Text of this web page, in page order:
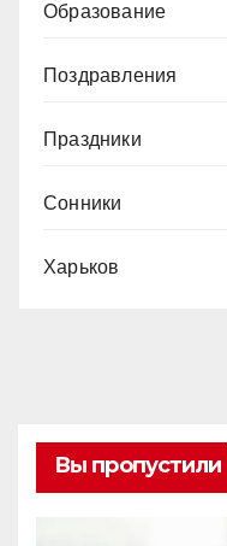
Образование
Поздравления
Праздники
Сонники
Харьков
Вы пропустили